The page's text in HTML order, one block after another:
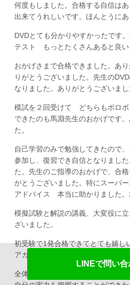
何度もしました。合格する自信は
出来てうれしいです。ほんとうにあ
DVDとても分かりやすかったです
テスト もっとたくさんあると良い
おかげさまで合格できました。あ
りがとうございました。先生の
なりました。ありがとうございまし
模試を２回受けて どちらもボロボ
できたのも馬淵先生のおかげです
た。
自己学習のみで勉強してきたので
参加し、復習でき自信となりまし
た。先生のご指導のおかげで、合
がとうございました。特にスーパ
アドバイス 本当に助かりました
模擬試験と解説の講義、大変役に
ざいました。
初受験で1発合格できてとても嬉し
アカデミーのおかげです。Ｔｈａ
全体的に勉強不足で、最後の追い
LINEで問い合